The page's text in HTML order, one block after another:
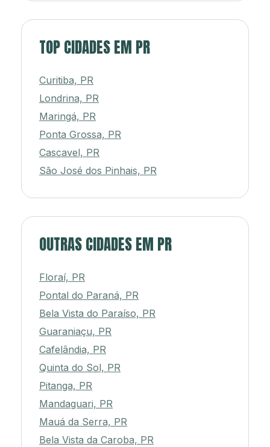
TOP CIDADES EM PR
Curitiba, PR
Londrina, PR
Maringá, PR
Ponta Grossa, PR
Cascavel, PR
São José dos Pinhais, PR
OUTRAS CIDADES EM PR
Floraí, PR
Pontal do Paraná, PR
Bela Vista do Paraíso, PR
Guaraniaçu, PR
Cafelândia, PR
Quinta do Sol, PR
Pitanga, PR
Mandaguari, PR
Mauá da Serra, PR
Bela Vista da Caroba, PR